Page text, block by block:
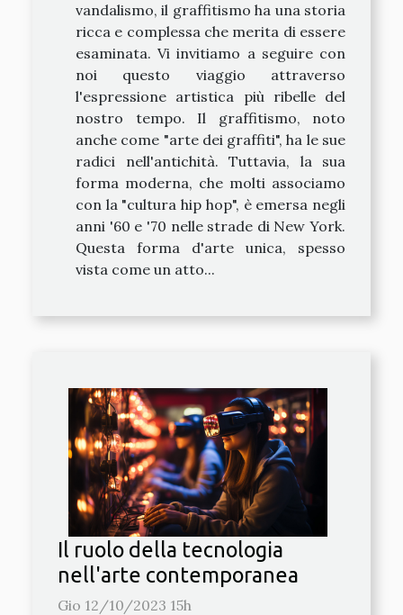
vandalismo, il graffitismo ha una storia
ricca e complessa che merita di essere
esaminata. Vi invitiamo a seguire con
noi questo viaggio attraverso
l'espressione artistica più ribelle del
nostro tempo. Il graffitismo, noto
anche come "arte dei graffiti", ha le sue
radici nell'antichità. Tuttavia, la sua
forma moderna, che molti associamo
con la "cultura hip hop", è emersa negli
anni '60 e '70 nelle strade di New York.
Questa forma d'arte unica, spesso
vista come un atto...
Il ruolo della tecnologia
nell'arte contemporanea
Gio 12/10/2023 15h